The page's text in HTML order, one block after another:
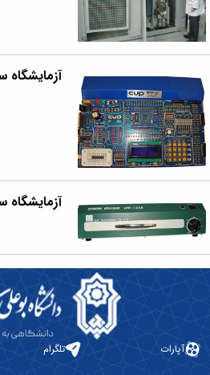
آزمایشگاه
آزمایشگاه
آپارات تلگرام